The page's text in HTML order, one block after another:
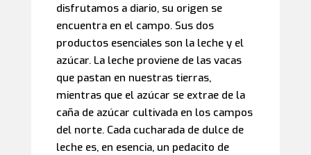
disfrutamos a diario, su origen se
encuentra en el campo. Sus dos
productos esenciales son la leche y el
azúcar. La leche proviene de las vacas
que pastan en nuestras tierras,
mientras que el azúcar se extrae de la
caña de azúcar cultivada en los campos
del norte. Cada cucharada de dulce de
leche es, en esencia, un pedacito de